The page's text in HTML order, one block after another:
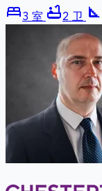
bed3 室 bathtub2 卫 square_foot